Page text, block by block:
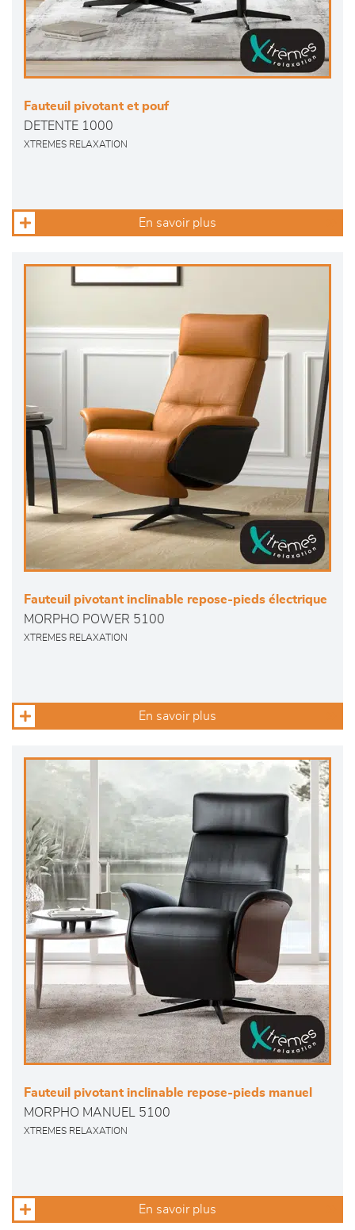
Fauteuil pivotant et pouf
DETENTE 1000
XTREMES RELAXATION
En savoir plus
Fauteuil pivotant inclinable repose-pieds électrique
MORPHO POWER 5100
XTREMES RELAXATION
En savoir plus
Fauteuil pivotant inclinable repose-pieds manuel
MORPHO MANUEL 5100
XTREMES RELAXATION
En savoir plus